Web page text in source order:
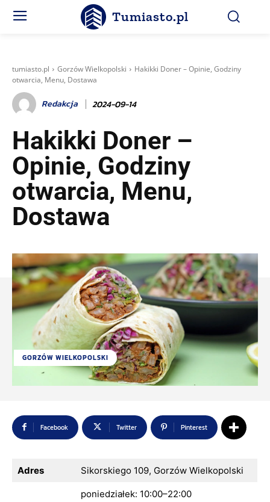
Tumiasto.pl
tumiasto.pl Gorzów Wielkopolski
Hakikki Doner – Opinie, Godziny
otwarcia, Menu, Dostawa
Redakcja 2024-09-14
Hakikki Doner –
Opinie, Godziny
otwarcia, Menu,
Dostawa
GORZÓW WIELKOPOLSKI
Facebook Twitter Pinterest
Adres Sikorskiego 109, Gorzów Wielkopolski
poniedziałek: 10:00–22:00